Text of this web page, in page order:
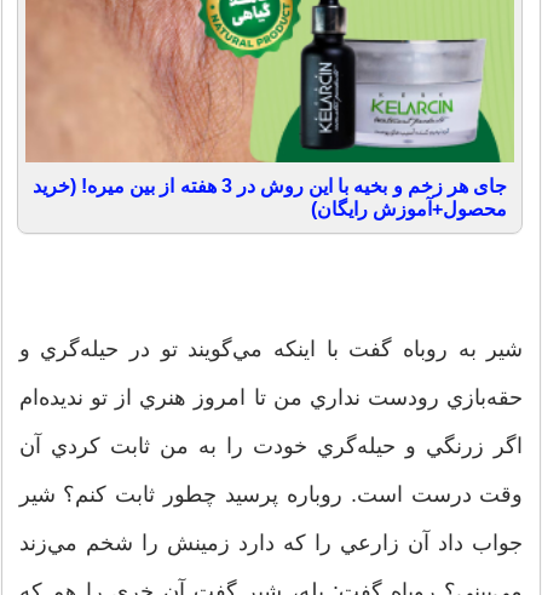
جای هر زخم و بخیه با این روش در 3 هفته از بین میره! (خرید
محصول+آموزش رایگان)
شير به روباه گفت با اينكه مي‌گويند تو در حيله‌گري و
حقه‌بازي رودست نداري من تا امروز هنري از تو نديده‌ام
اگر زرنگي و حيله‌گري خودت را به من ثابت كردي آن
وقت درست است. روباره پرسيد چطور ثابت كنم؟ شير
جواب داد آن زارعي را كه دارد زمينش را شخم مي‌زند